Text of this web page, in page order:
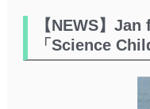
【NEWS】
「Science